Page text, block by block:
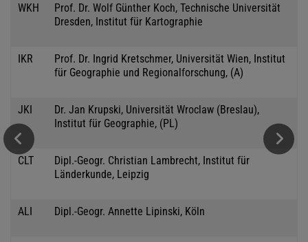
WKH
Prof. Dr. Wolf Günther Koch, Technische Universität
Dresden, Institut für Kartographie
IKR
Prof. Dr. Ingrid Kretschmer, Universität Wien, Institut
für Geographie und Regionalforschung, (A)
JKI
Dr. Jan Krupski, Universität Wroclaw (Breslau),
Institut für Geographie, (PL)
CLT
Dipl.-Geogr. Christian Lambrecht, Institut für
Länderkunde, Leipzig
ALI Dipl.-Geogr. Annette Lipinski, Köln